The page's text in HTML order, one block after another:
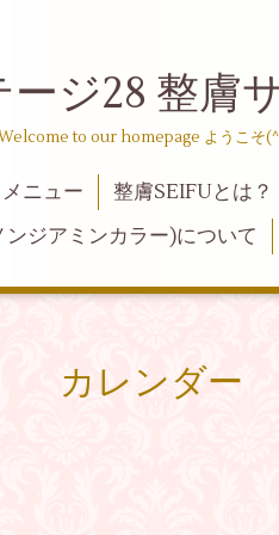
ジ28 整膚
to our homepage ようこそ
メニュー 整膚SEIFUとは？
ジアミンカラー)について
カレンダー